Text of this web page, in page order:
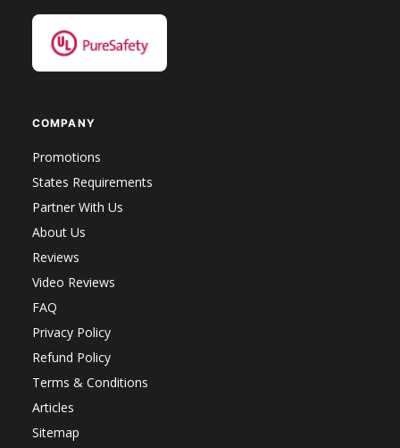
COMPANY
Promotions
States Requirements
Partner With Us
About Us
Reviews
Video Reviews
FAQ
Privacy Policy
Refund Policy
Terms & Conditions
Articles
Sitemap